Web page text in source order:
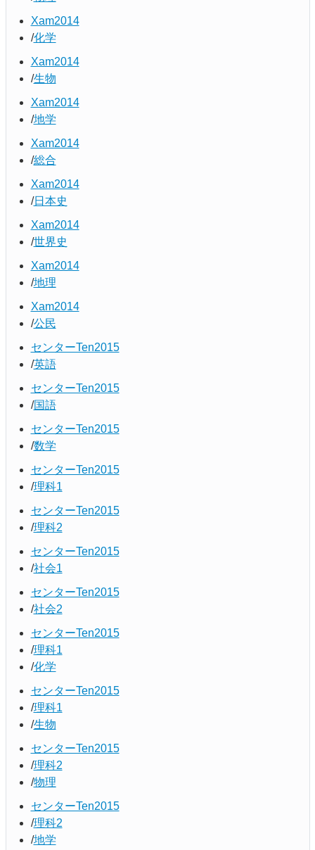
Xam2014
化学
Xam2014
生物
Xam2014
地学
Xam2014
総合
Xam2014
日本史
Xam2014
世界史
Xam2014
地理
Xam2014
公民
センターTen2015
英語
センターTen2015
国語
センターTen2015
数学
センターTen2015
理科1
センターTen2015
理科2
センターTen2015
社会1
センターTen2015
社会2
センターTen2015
理科1
化学
センターTen2015
理科1
生物
センターTen2015
理科2
物理
センターTen2015
理科2
地学